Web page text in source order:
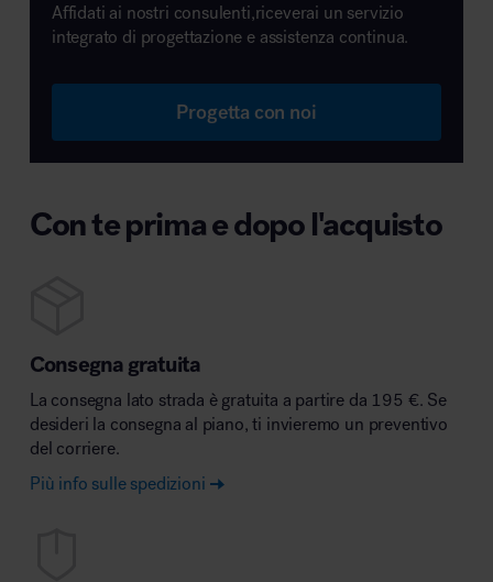
Affidati ai nostri consulenti,riceverai un servizio
integrato di progettazione e assistenza continua.
Progetta con noi
Con te prima e dopo l'acquisto
Consegna gratuita
La consegna lato strada è gratuita a partire da 195 €. Se
desideri la consegna al piano, ti invieremo un preventivo
del corriere.
Più info sulle spedizioni